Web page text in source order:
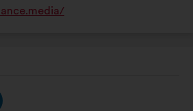
LES
actions en éducation aux